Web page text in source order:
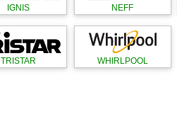
IGNIS NEFF
TRISTAR WHIRLPOOL